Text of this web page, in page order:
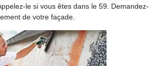
le si vous êtes dans le 59. Demandez-
de votre façade.